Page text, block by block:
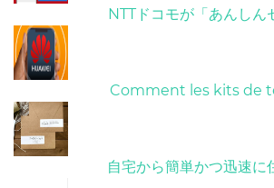
NTTドコモが「あんしん
Comment les kits de
自宅から簡単かつ迅速に